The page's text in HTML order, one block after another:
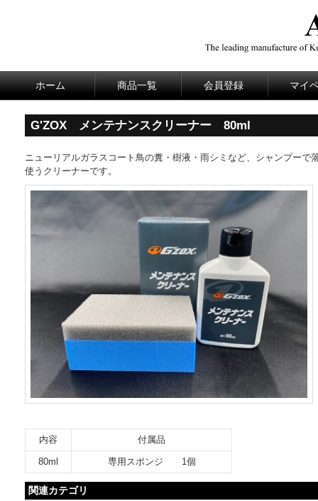
ホーム 商品一覧 会員登録 マイ
G'ZOX メンテナンスクリーナー 80ml
ニューリアルガラスコート鳥の糞・樹液・雨シミなど、シャンプーで
使うクリーナーです。
内容 付属品
80ml 専用スポンジ 1個
関連カテゴリ